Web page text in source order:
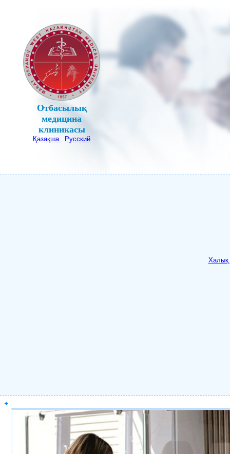
Отбасылық
медицина
клиникасы
Қазақша Русский
Халық